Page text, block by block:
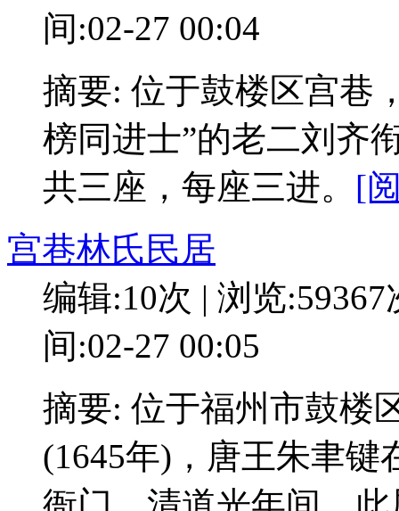
间:02-27 00:04
摘要: 位于鼓楼区宫巷
榜同进士”的老二刘齐
共三座，每座三进。 [
宫巷林氏民居
编辑:10次 | 浏览:59367
间:02-27 00:05
摘要: 位于福州市鼓楼
(1645年)，唐王朱聿